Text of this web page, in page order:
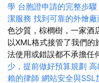
學 台胞證申請的完整步驟
潔服務 找到可靠的外燴
色沙質，棕櫚樹，一家酒
以XML格式接管了我們的
法使用或錯誤都不承擔任
少，提前做好預算規劃 高
賴的律師 網站安全與SSL